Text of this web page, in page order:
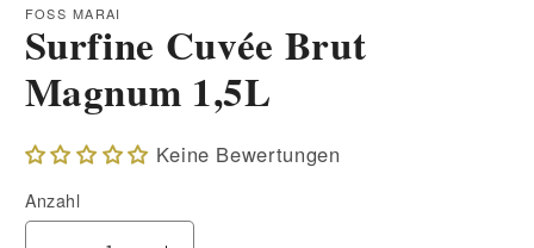
in
öffnen
FOSS MARAI
Surfine Cuvée Brut
Magnum 1,5L
Keine Bewertungen
Anzahl